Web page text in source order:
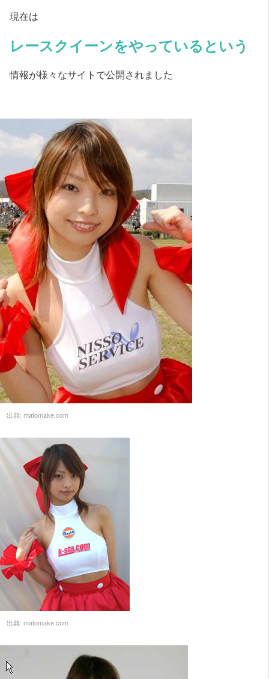
現在は
レースクイーンをやっているという
情報が様々なサイトで公開されました
出典: matomake.com
出典: matomake.com